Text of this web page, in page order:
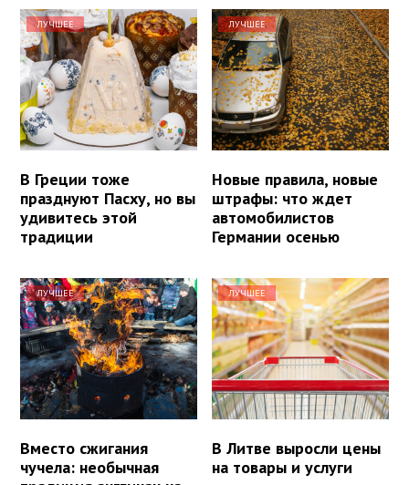
ЛУЧШЕЕ
В Греции тоже
празднуют Пасху, но вы
удивитесь этой
традиции
ЛУЧШЕЕ
Новые правила, новые
штрафы: что ждет
автомобилистов
Германии осенью
ЛУЧШЕЕ
Вместо сжигания
чучела: необычная
ЛУЧШЕЕ
В Литве выросли цены
на товары и услуги